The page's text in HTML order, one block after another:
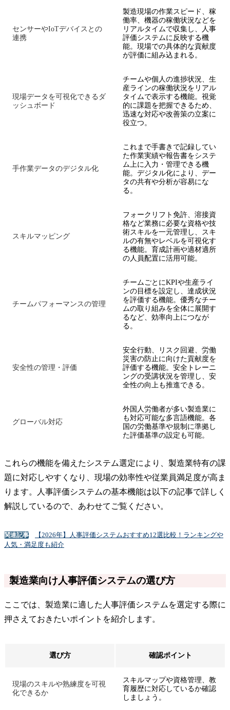
センサーやIoTデバイスとの
連携
製造現場の作業スピード、稼
働率、機器の稼働状況などを
リアルタイムで収集し、人事
評価システムに反映する機
能。現場での具体的な貢献度
が評価に組み込まれる。
現場データを可視化できるダ
ッシュボード
チームや個人の進捗状況、生
産ラインの稼働状況をリアル
タイムで表示する機能。視覚
的に課題を把握できるため、
迅速な対応や改善策の立案に
役立つ。
手作業データのデジタル化
これまで手書きで記録してい
た作業実績や報告書をシステ
ム上に入力・管理できる機
能。デジタル化により、デー
タの共有や分析が容易にな
る。
スキルマッピング
フォークリフト免許、溶接資
格など業務に必要な資格や技
術スキルを一元管理し、スキ
ルの有無やレベルを可視化す
る機能。育成計画や適材適所
の人員配置に活用可能。
チームパフォーマンスの管理
チームごとにKPIや生産ライ
ンの目標を設定し、達成状況
を評価する機能。優秀なチー
ムの取り組みを全体に展開す
るなど、効率向上につなが
る。
安全性の管理・評価
安全行動、リスク回避、労働
災害の防止に向けた貢献度を
評価する機能。安全トレーニ
ングの受講状況を管理し、安
全性の向上も推進できる。
グローバル対応
外国人労働者が多い製造業に
も対応可能な多言語機能。各
国の労働基準や規制に準拠し
た評価基準の設定も可能。
これらの機能を備えたシステム選定により、製造業特有の課
題に対応しやすくなり、現場の効率性や従業員満足度が高ま
ります。人事評価システムの基本機能は以下の記事で詳しく
解説しているので、あわせてご覧ください。
関連記事
【2026年】人事評価システムおすすめ12選比較！ランキングや
人気・満足度も紹介
製造業向け人事評価システムの選び方
ここでは、製造業に適した人事評価システムを選定する際に
押さえておきたいポイントを紹介します。
選び方 確認ポイント
現場のスキルや熟練度を可視
化できるか
スキルマップや資格管理、教
育履歴に対応しているか確認
しましょう。